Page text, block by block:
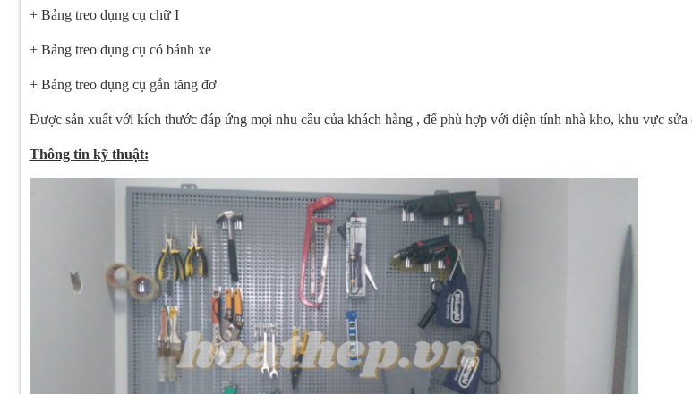
+ Bảng treo dụng cụ chữ I
+ Bảng treo dụng cụ có bánh xe
+ Bảng treo dụng cụ gắn tăng đơ
Được sản xuất với kích thước đáp ứng mọi nhu cầu của khách hàng , để phù hợp với diện tính nhà kho, khu vực
Thông tin kỹ thuật: